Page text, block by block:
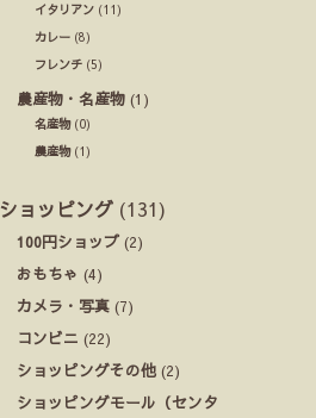
イタリアン (11)
カレー (8)
フレンチ (5)
農産物・名産物 (1)
名産物(0)
農産物(1)
ショッピング (131)
100円ショップ (2)
おもちゃ (4)
カメラ・写真 (7)
コンビニ (22)
ショッピングその他 (2)
ショッピングモール（センタ